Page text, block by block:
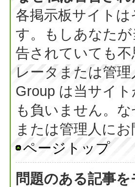
各掲示板サイト
す。もしあなた
告されていても
レータまたは管
Group は当サイ
も負いません。
または管理人に
ページトップ
問題のある記事